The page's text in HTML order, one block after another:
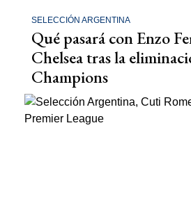
SELECCIÓN ARGENTINA
Qué pasará con Enzo
Chelsea tras la
Champions